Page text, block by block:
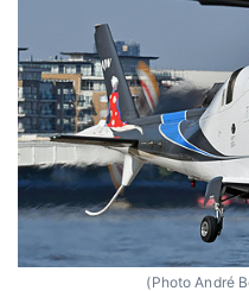
(Photo André